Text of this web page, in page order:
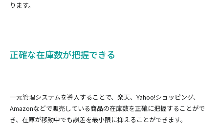
ります。
正確な在庫数が把握できる
一元管理システムを導入することで、楽天、Yahoo!ショッピング、
Amazonなどで販売している商品の在庫数を正確に把握することがで
き、在庫が移動中でも誤差を最小限に抑えることができます。